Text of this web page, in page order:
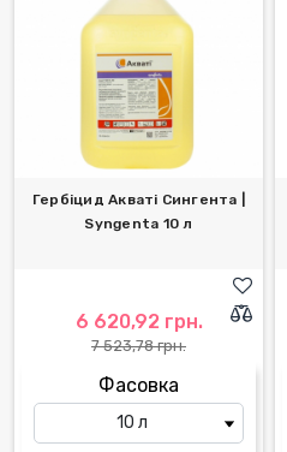
Гербіцид Акваті Сингента |
Syngenta 10 л
6 620,92 грн.
7 523,78 грн.
Фасовка